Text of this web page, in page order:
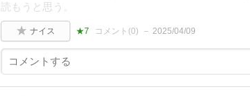
読もうと思う。
ナイス ★7 コメント(0) 2025/04/09